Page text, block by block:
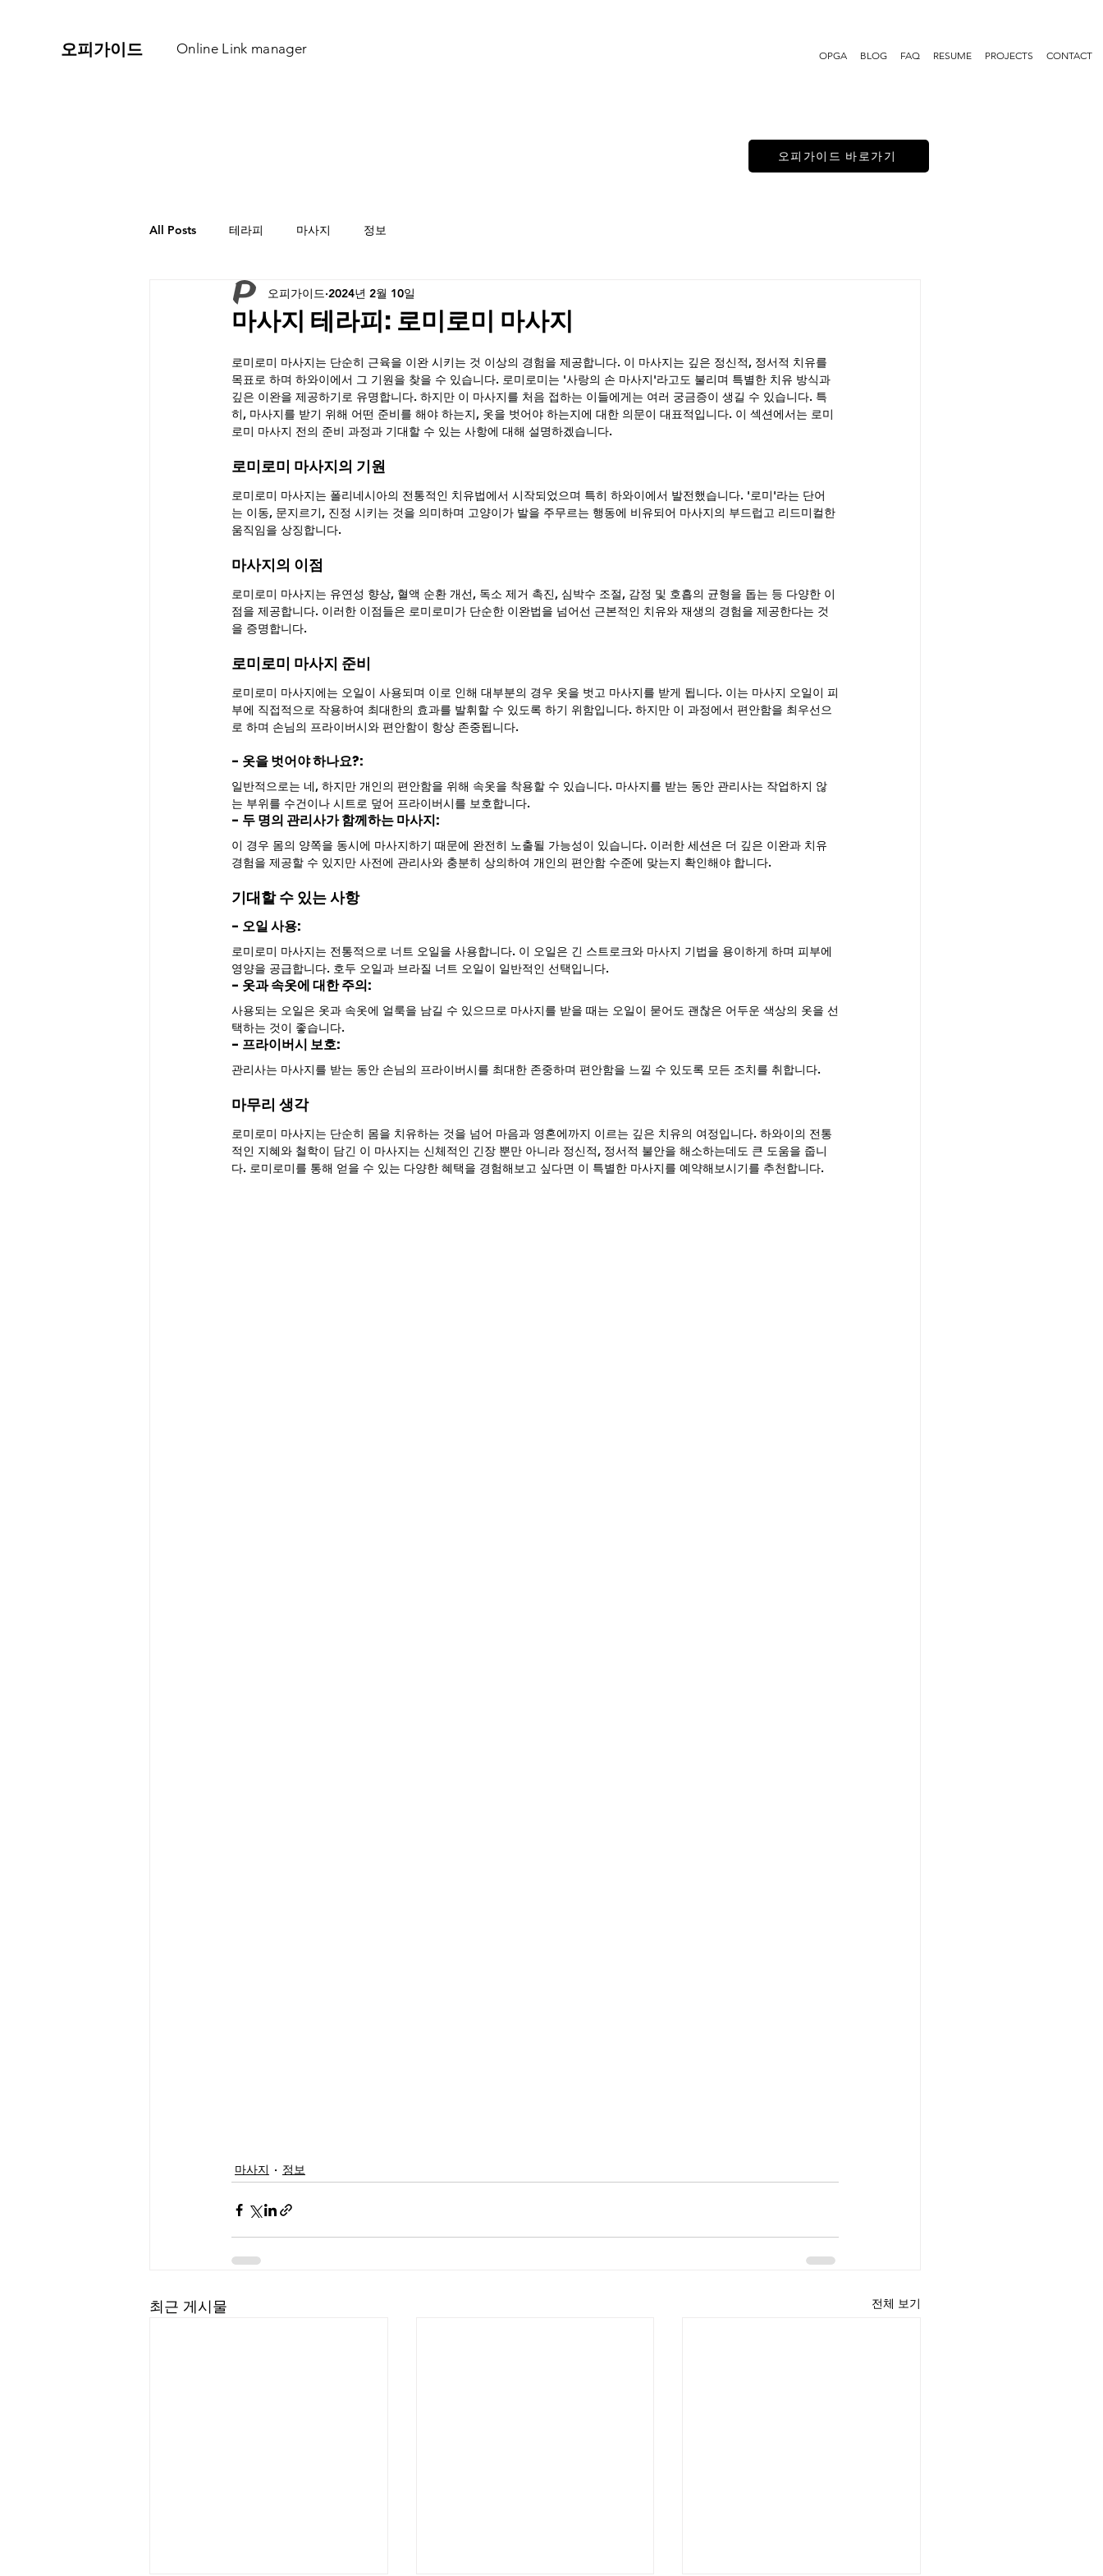
​오피가이드 Online Link manager OPGA BLOG FAQ RESUME PROJECTS CONTACT
오피가이드 바로가기
All Posts 테라피 마사지 정보
마사지 테라피: 로미로미 마사지
오피가이드 2024년 2월 10일
로미로미 마사지는 단순히 근육을 이완 시키는 것 이상의 경험을 제공합니다. 이 마사지는 깊은 정신적, 정서적 치유를
목표로 하며 하와이에서 그 기원을 찾을 수 있습니다. 로미로미는 '사랑의 손 마사지'라고도 불리며 특별한 치유 방식과
깊은 이완을 제공하기로 유명합니다. 하지만 이 마사지를 처음 접하는 이들에게는 여러 궁금증이 생길 수 있습니다. 특
히, 마사지를 받기 위해 어떤 준비를 해야 하는지, 옷을 벗어야 하는지에 대한 의문이 대표적입니다. 이 섹션에서는 로미
로미 마사지 전의 준비 과정과 기대할 수 있는 사항에 대해 설명하겠습니다.
로미로미 마사지의 기원
로미로미 마사지는 폴리네시아의 전통적인 치유법에서 시작되었으며 특히 하와이에서 발전했습니다. '로미'라는 단어
는 이동, 문지르기, 진정 시키는 것을 의미하며 고양이가 발을 주무르는 행동에 비유되어 마사지의 부드럽고 리드미컬한
움직임을 상징합니다.
마사지의 이점
로미로미 마사지는 유연성 향상, 혈액 순환 개선, 독소 제거 촉진, 심박수 조절, 감정 및 호흡의 균형을 돕는 등 다양한 이
점을 제공합니다. 이러한 이점들은 로미로미가 단순한 이완법을 넘어선 근본적인 치유와 재생의 경험을 제공한다는 것
을 증명합니다.
로미로미 마사지 준비
로미로미 마사지에는 오일이 사용되며 이로 인해 대부분의 경우 옷을 벗고 마사지를 받게 됩니다. 이는 마사지 오일이 피
부에 직접적으로 작용하여 최대한의 효과를 발휘할 수 있도록 하기 위함입니다. 하지만 이 과정에서 편안함을 최우선으
로 하며 손님의 프라이버시와 편안함이 항상 존중됩니다.
- 옷을 벗어야 하나요?:
일반적으로는 네, 하지만 개인의 편안함을 위해 속옷을 착용할 수 있습니다. 마사지를 받는 동안 관리사는 작업하지 않
는 부위를 수건이나 시트로 덮어 프라이버시를 보호합니다.
- 두 명의 관리사가 함께하는 마사지:
이 경우 몸의 양쪽을 동시에 마사지하기 때문에 완전히 노출될 가능성이 있습니다. 이러한 세션은 더 깊은 이완과 치유
경험을 제공할 수 있지만 사전에 관리사와 충분히 상의하여 개인의 편안함 수준에 맞는지 확인해야 합니다.
기대할 수 있는 사항
- 오일 사용:
로미로미 마사지는 전통적으로 너트 오일을 사용합니다. 이 오일은 긴 스트로크와 마사지 기법을 용이하게 하며 피부에
영양을 공급합니다. 호두 오일과 브라질 너트 오일이 일반적인 선택입니다.
- 옷과 속옷에 대한 주의:
사용되는 오일은 옷과 속옷에 얼룩을 남길 수 있으므로 마사지를 받을 때는 오일이 묻어도 괜찮은 어두운 색상의 옷을 선
택하는 것이 좋습니다.
- 프라이버시 보호:
관리사는 마사지를 받는 동안 손님의 프라이버시를 최대한 존중하며 편안함을 느낄 수 있도록 모든 조치를 취합니다.
마무리 생각
로미로미 마사지는 단순히 몸을 치유하는 것을 넘어 마음과 영혼에까지 이르는 깊은 치유의 여정입니다. 하와이의 전통
적인 지혜와 철학이 담긴 이 마사지는 신체적인 긴장 뿐만 아니라 정신적, 정서적 불안을 해소하는데도 큰 도움을 줍니
다. 로미로미를 통해 얻을 수 있는 다양한 혜택을 경험해보고 싶다면 이 특별한 마사지를 예약해보시기를 추천합니다.
마사지 정보
최근 게시물 전체 보기